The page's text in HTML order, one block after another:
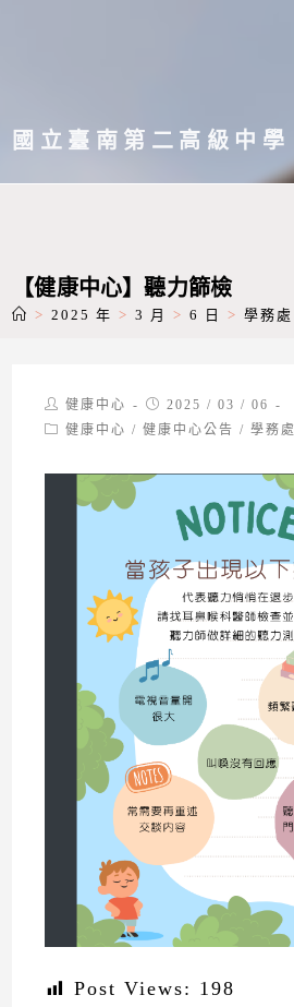
主國立臺南第二高級中學
【健康中心】聽力篩檢
> 2025 年 > 3 月 > 6 日 > 學務處
Post
author:
健康中心
Post
published:
2025 / 03 / 06
Post健康中心 / 健康中心公告 / 學務處
Post Views: 198